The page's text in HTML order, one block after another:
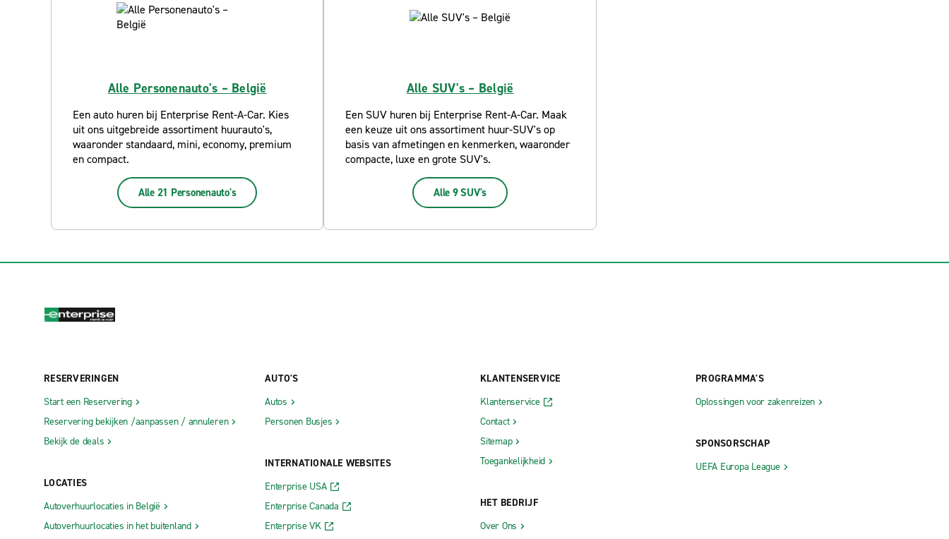
Alle Personenauto's – België
Een auto huren bij Enterprise Rent-A-Car. Kies
uit ons uitgebreide assortiment huurauto's,
waaronder standaard, mini, economy, premium
en compact.
Alle 21 Personenauto's
Alle SUV's – België
Een SUV huren bij Enterprise Rent-A-Car. Maak
een keuze uit ons assortiment huur-SUV's op
basis van afmetingen en kenmerken, waaronder
compacte, luxe en grote SUV's.
Alle 9 SUV's
RESERVERINGEN
Start een Reservering
Reservering bekijken /aanpassen / annuleren
Bekijk de deals
LOCATIES
Autoverhuurlocaties in België
Autoverhuurlocaties in het buitenland
AUTO'S
Autos
Personen Busjes
INTERNATIONALE WEBSITES
Enterprise USA
Enterprise Canada
Enterprise VK
KLANTENSERVICE
Klantenservice
Contact
Sitemap
Toegankelijkheid
HET BEDRIJF
Over Ons
PROGRAMMA'S
Oplossingen voor zakenreizen
SPONSORSCHAP
UEFA Europa League